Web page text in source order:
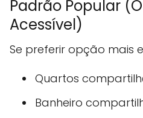
Padrão Popular
Acessível)
Se preferir opção mais
Quartos
Banheiro